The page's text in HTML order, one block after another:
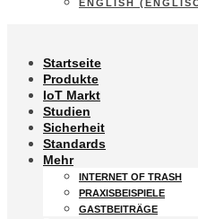
ENGLISH (
Startseite
Produkte
IoT Markt
Studien
Sicherheit
Standards
Mehr
INTERNET OF TRASH
PRAXISBEISPIELE
GASTBEITRÄGE